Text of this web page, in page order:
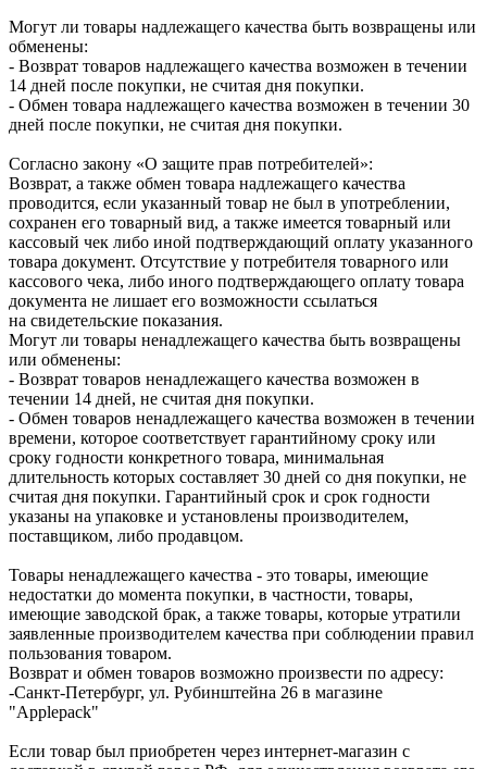
Могут ли товары надлежащего качества быть возвращены или
обменены:
- Возврат товаров надлежащего качества возможен в течении
14 дней после покупки, не считая дня покупки.
- Обмен товара надлежащего качества возможен в течении 30
дней после покупки, не считая дня покупки.
Согласно закону «О защите прав потребителей»:
Возврат, а также обмен товара надлежащего качества
проводится, если указанный товар не был в употреблении,
сохранен его товарный вид, а также имеется товарный или
кассовый чек либо иной подтверждающий оплату указанного
товара документ. Отсутствие у потребителя товарного или
кассового чека, либо иного подтверждающего оплату товара
документа не лишает его возможности ссылаться
на свидетельские показания.
Могут ли товары ненадлежащего качества быть возвращены
или обменены:
- Возврат товаров ненадлежащего качества возможен в
течении 14 дней, не считая дня покупки.
- Обмен товаров ненадлежащего качества возможен в течении
времени, которое соответствует гарантийному сроку или
сроку годности конкретного товара, минимальная
длительность которых составляет 30 дней со дня покупки, не
считая дня покупки. Гарантийный срок и срок годности
указаны на упаковке и установлены производителем,
поставщиком, либо продавцом.
Товары ненадлежащего качества - это товары, имеющие
недостатки до момента покупки, в частности, товары,
имеющие заводской брак, а также товары, которые утратили
заявленные производителем качества при соблюдении правил
пользования товаром.
Возврат и обмен товаров возможно произвести по адресу:
-Санкт-Петербург, ул. Рубинштейна 26 в магазине
"Applepack"
Если товар был приобретен через интернет-магазин с